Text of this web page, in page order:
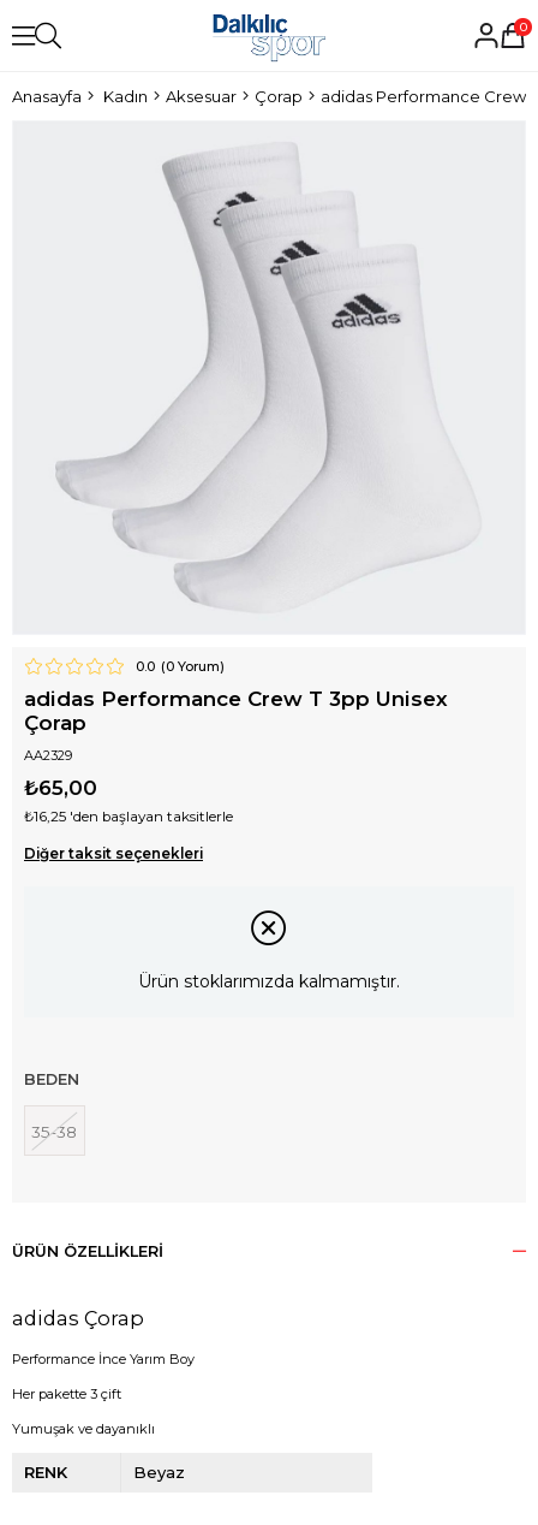
0
Anasayfa Kadın Aksesuar Çorap adidas Performance Crew
0.0 (0Yorum)
adidas Performance Crew T 3pp Unisex
Çorap
AA2329
₺65,00
₺16,25 'den başlayan taksitlerle
Diğer taksit seçenekleri
Ürün stoklarımızda kalmamıştır.
BEDEN
35-38
ÜRÜN ÖZELLIKLERI
adidas Çorap
Performance İnce Yarım Boy
Her pakette 3 çift
Yumuşak ve dayanıklı
RENK Beyaz